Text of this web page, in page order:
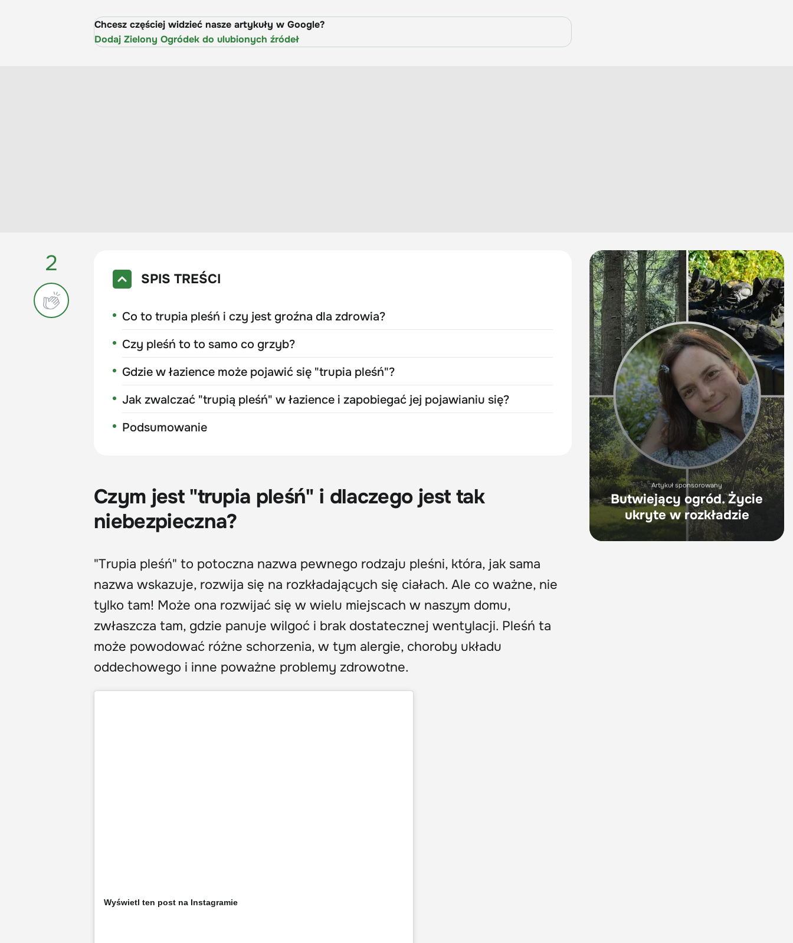
Chcesz częściej widzieć nasze artykuły w Google?
Dodaj Zielony Ogródek do ulubionych źródeł
2
SPIS TREŚCI
Co to trupia pleśń i czy jest groźna dla zdrowia?
Czy pleśń to to samo co grzyb?
Gdzie w łazience może pojawić się "trupia pleśń"?
Jak zwalczać "trupią pleśń" w łazience i zapobiegać jej pojawianiu się?
Podsumowanie
Czym jest "trupia pleśń" i dlaczego jest tak
niebezpieczna?
"Trupia pleśń" to potoczna nazwa pewnego rodzaju pleśni, która, jak sama
nazwa wskazuje, rozwija się na rozkładających się ciałach. Ale co ważne, nie
tylko tam! Może ona rozwijać się w wielu miejscach w naszym domu,
zwłaszcza tam, gdzie panuje wilgoć i brak dostatecznej wentylacji. Pleśń ta
może powodować różne schorzenia, w tym alergie, choroby układu
oddechowego i inne poważne problemy zdrowotne.
Wyświetl ten post na Instagramie
Artykuł sponsorowany
Butwiejący ogród. Życie
ukryte w rozkładzie